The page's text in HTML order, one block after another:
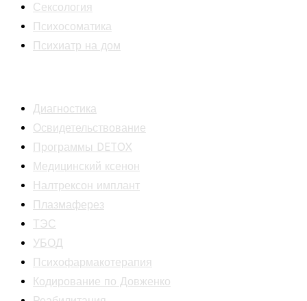
Сексология
Психосоматика
Психиатр на дом
Диагностика
Освидетельствование
Программы DETOX
Медицинский ксенон
Налтрексон имплант
Плазмаферез
ТЭС
УБОД
Психофармакотерапия
Кодирование по Довженко